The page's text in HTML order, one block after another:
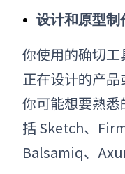
设计和原型制
你使用的确切工
正在设计的产品
你可能想要熟
括 Sketch、
Balsamiq、